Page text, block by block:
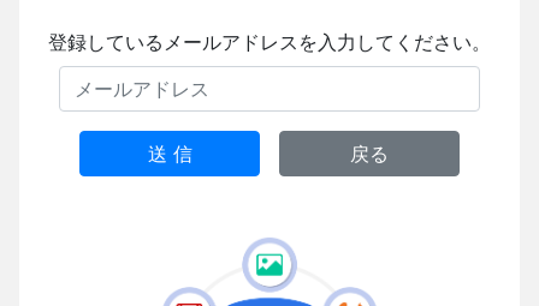
登録しているメールアドレスを入力してください。
送 信 戻る